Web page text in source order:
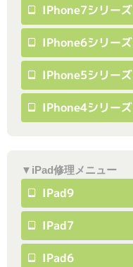
IPhone7シリーズ
IPhone6シリーズ
IPhone5シリーズ
IPhone4シリーズ
▼iPad修理メニュー
IPad9
IPad7
IPad6